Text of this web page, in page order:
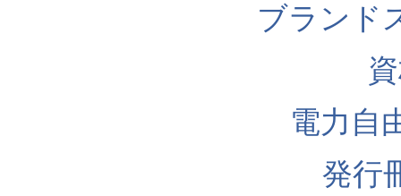
ブランド
電力自
発行